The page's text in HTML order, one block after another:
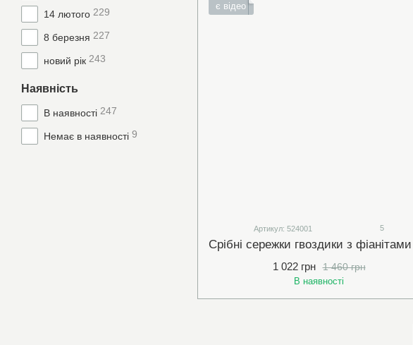
є відео
Артикул: 524001 5
1 460 грн
1 022 грн
В наявності
14 лютого 229
8 березня 227
новий рік 243
Наявність
В наявності 247
Немає в наявності 9